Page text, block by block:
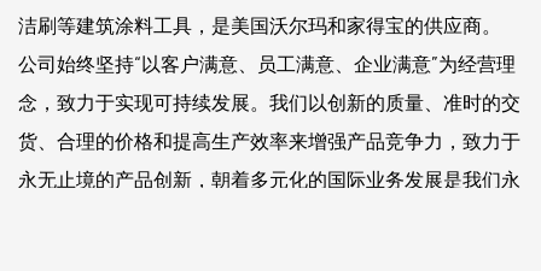
洁刷等建筑涂料工具，是美国沃尔玛和家得宝的供应商。
公司始终坚持“以客户满意、员工满意、企业满意”为经营理
念，致力于实现可持续发展。我们以创新的质量、准时的交
货、合理的价格和提高生产效率来增强产品竞争力，致力于
永无止境的产品创新，朝着多元化的国际业务发展是我们永